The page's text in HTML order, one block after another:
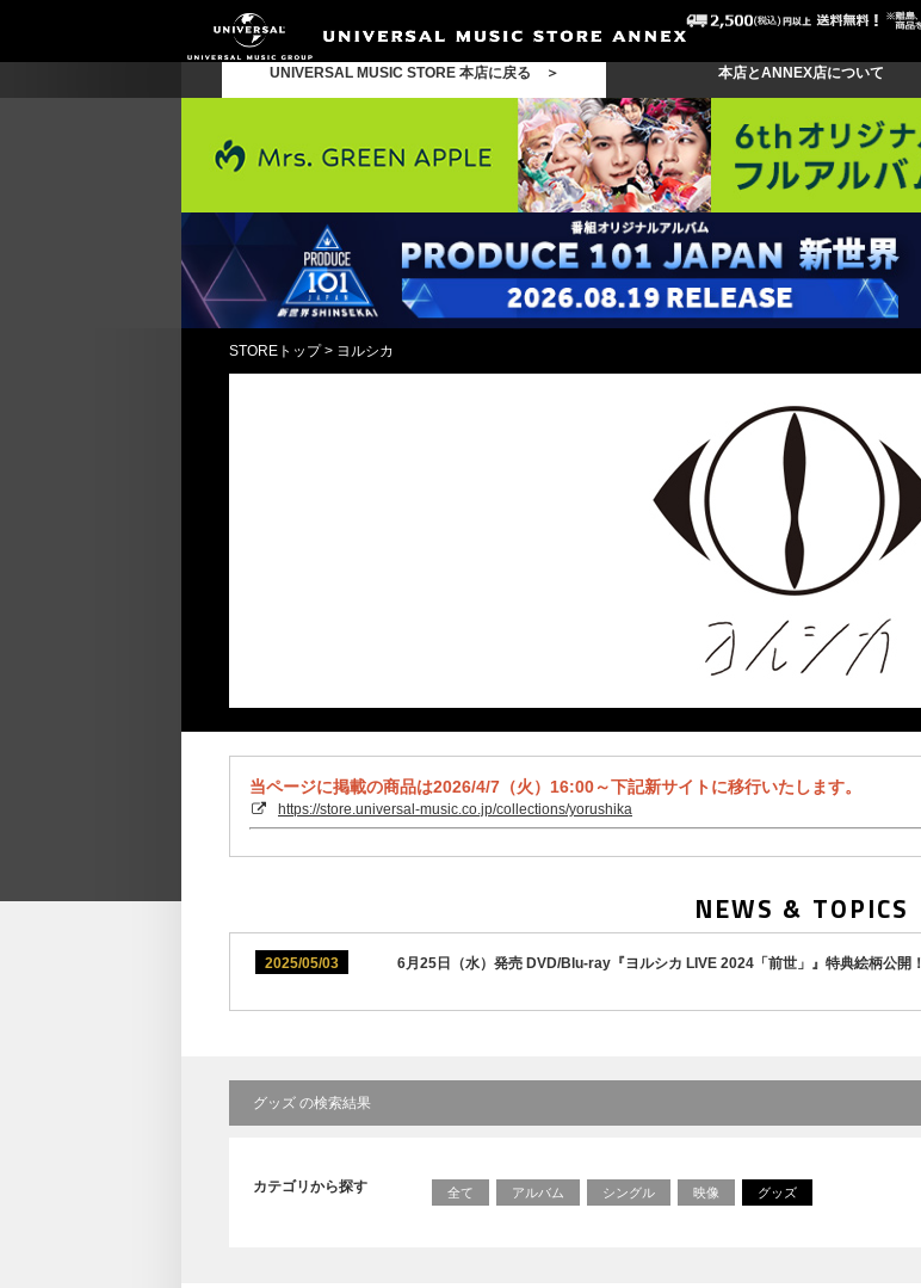
UNIVERSAL MUSIC STORE 本店に戻る ＞ 本店とANNEX店について
STOREトップ> ヨルシカ
当ページに掲載の商品は2026/4/7（火）16:00～下記新サイトに移行いたします。
https://store.universal-music.co.jp/collections/yorushika
NEWS & TOPICS
2025/05/03 6月25日（水）発売 DVD/Blu-ray『ヨルシカ LIVE 2024「前世」』特典絵柄公開！
グッズ の検索結果
カテゴリから探す 全て アルバム シングル 映像 グッズ